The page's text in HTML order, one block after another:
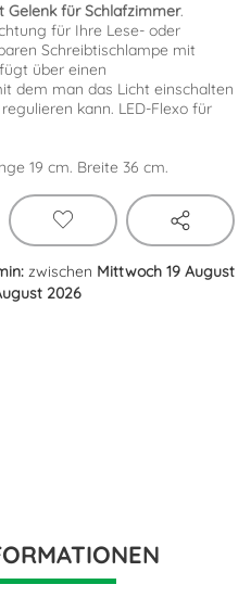
Gelenk für Schlafzimmer.
für Ihre Lese- oder
Schreibtischlampe mit
über einen
dem man das Licht einschalten
kann. LED-Flexo für
19 cm. Breite 36 cm.
zwischen Mittwoch 19 August
2026